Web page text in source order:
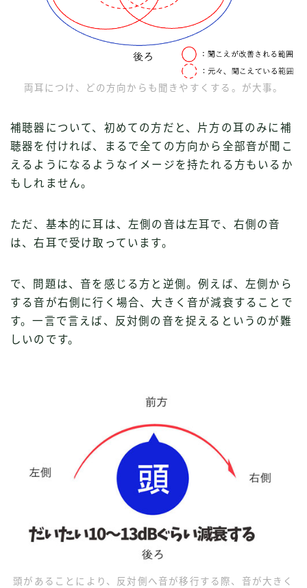
両耳につけ、どの方向からも聞きやすくする。が大事。
補聴器について、初めての方だと、片方の耳のみに補
聴器を付ければ、まるで全ての方向から全部音が聞こ
えるようになるようなイメージを持たれる方もいるか
もしれません。
ただ、基本的に耳は、左側の音は左耳で、右側の音
は、右耳で受け取っています。
で、問題は、音を感じる方と逆側。例えば、左側から
する音が右側に行く場合、大きく音が減衰することで
す。一言で言えば、反対側の音を捉えるというのが難
しいのです。
頭があることにより、反対側へ音が移行する際、音が大きく